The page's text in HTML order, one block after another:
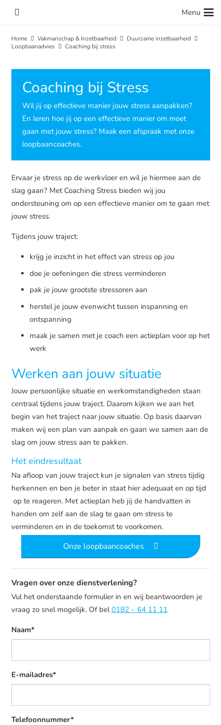
Menu
Home Vakmanschap & Inzetbaarheid
Duurzame inzetbaarheid
Loopbaanadvies
Coaching bij stress
Coaching bij Stress
Wil jij op effectieve manier jouw stress aanpakken?
En leren hoe jij op een effectieve manier om moet
gaan met jouw stress? Maak een afspraak met onze
loopbaancoaches.
Onze loopbaancoaches
Vragen over onze dienstverlening?
Vul het onderstaande formulier in en wij beantwoorden je
vraag zo snel mogelijk. Of bel0182 – 64 11 11
Naam*
E-mailadres*
Telefoonnummer*
Ervaar je stress op de werkvloer en wil je hiermee aan de
slag gaan? Met Coaching Stress bieden wij jou
ondersteuning om op een effectieve manier om te gaan met
jouw stress.
Tijdens jouw traject:
krijg je inzicht in het effect van stress op jou
doe je oefeningen die stress verminderen
pak je jouw grootste stressoren aan
herstel je jouw evenwicht tussen inspanning en
ontspanning
maak je samen met je coach een actieplan voor op het
werk
Werken aan jouw situatie
Jouw persoonlijke situatie en werkomstandigheden staan
centraal tijdens jouw traject. Daarom kijken we aan het
begin van het traject naar jouw situatie. Op basis daarvan
maken wij een plan van aanpak en gaan we samen aan de
slag om jouw stress aan te pakken.
Het eindresultaat
Na afloop van jouw traject kun je signalen van stress tijdig
herkennen en ben je beter in staat hier adequaat en op tijd
op te reageren. Met actieplan heb jij de handvatten in
handen om zelf aan de slag te gaan om stress te
verminderen en in de toekomst te voorkomen.